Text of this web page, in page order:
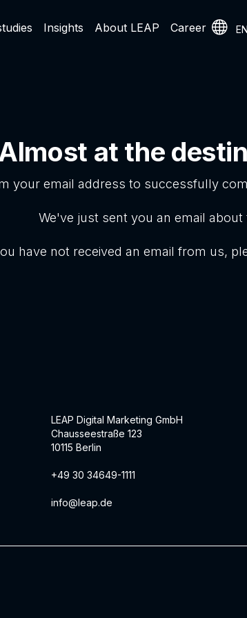
Insights About LEAP Career EN
at the
your email address to successfully
We've just sent you an email about
have not received an email from us,
LEAP Digital Marketing GmbH
Chausseestraße 123
10115 Berlin
+49 30 34649-1111
info@leap.de